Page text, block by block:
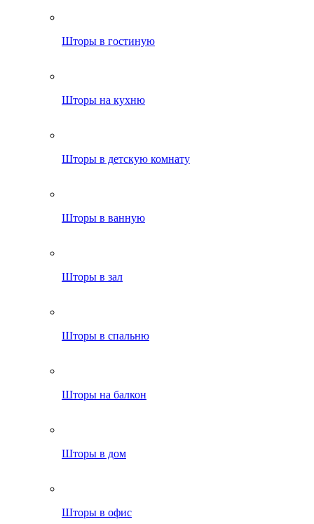
Шторы в гостиную
Шторы на кухню
Шторы в детскую комнату
Шторы в ванную
Шторы в зал
Шторы в спальню
Шторы на балкон
Шторы в дом
Шторы в офис